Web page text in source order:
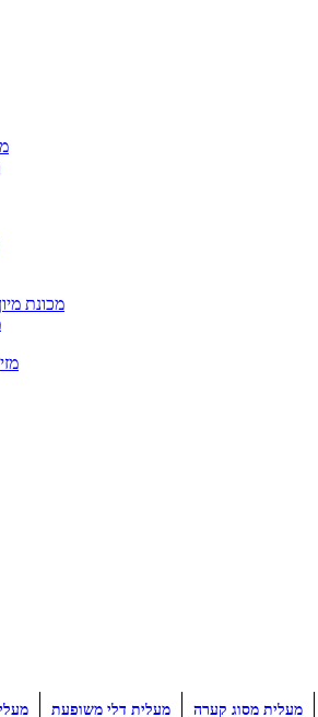
מכונת
מעלית דלי משופעת מעלית מסוג קערה